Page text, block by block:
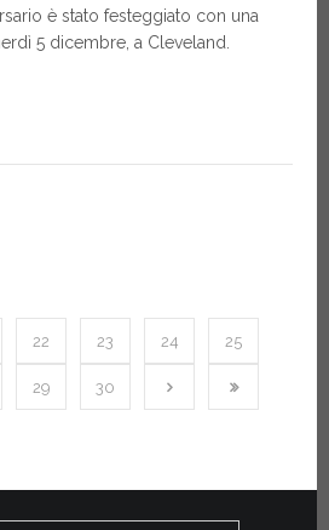
è stato festeggiato con una
5 dicembre, a Cleveland.
22 23 24 25
29 30